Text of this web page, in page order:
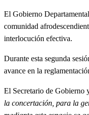
El Gobierno
comunidad
interlocución efectiva.
Durante esta segunda
avance en la
El Secretario de Gobierno
la concertación, para la